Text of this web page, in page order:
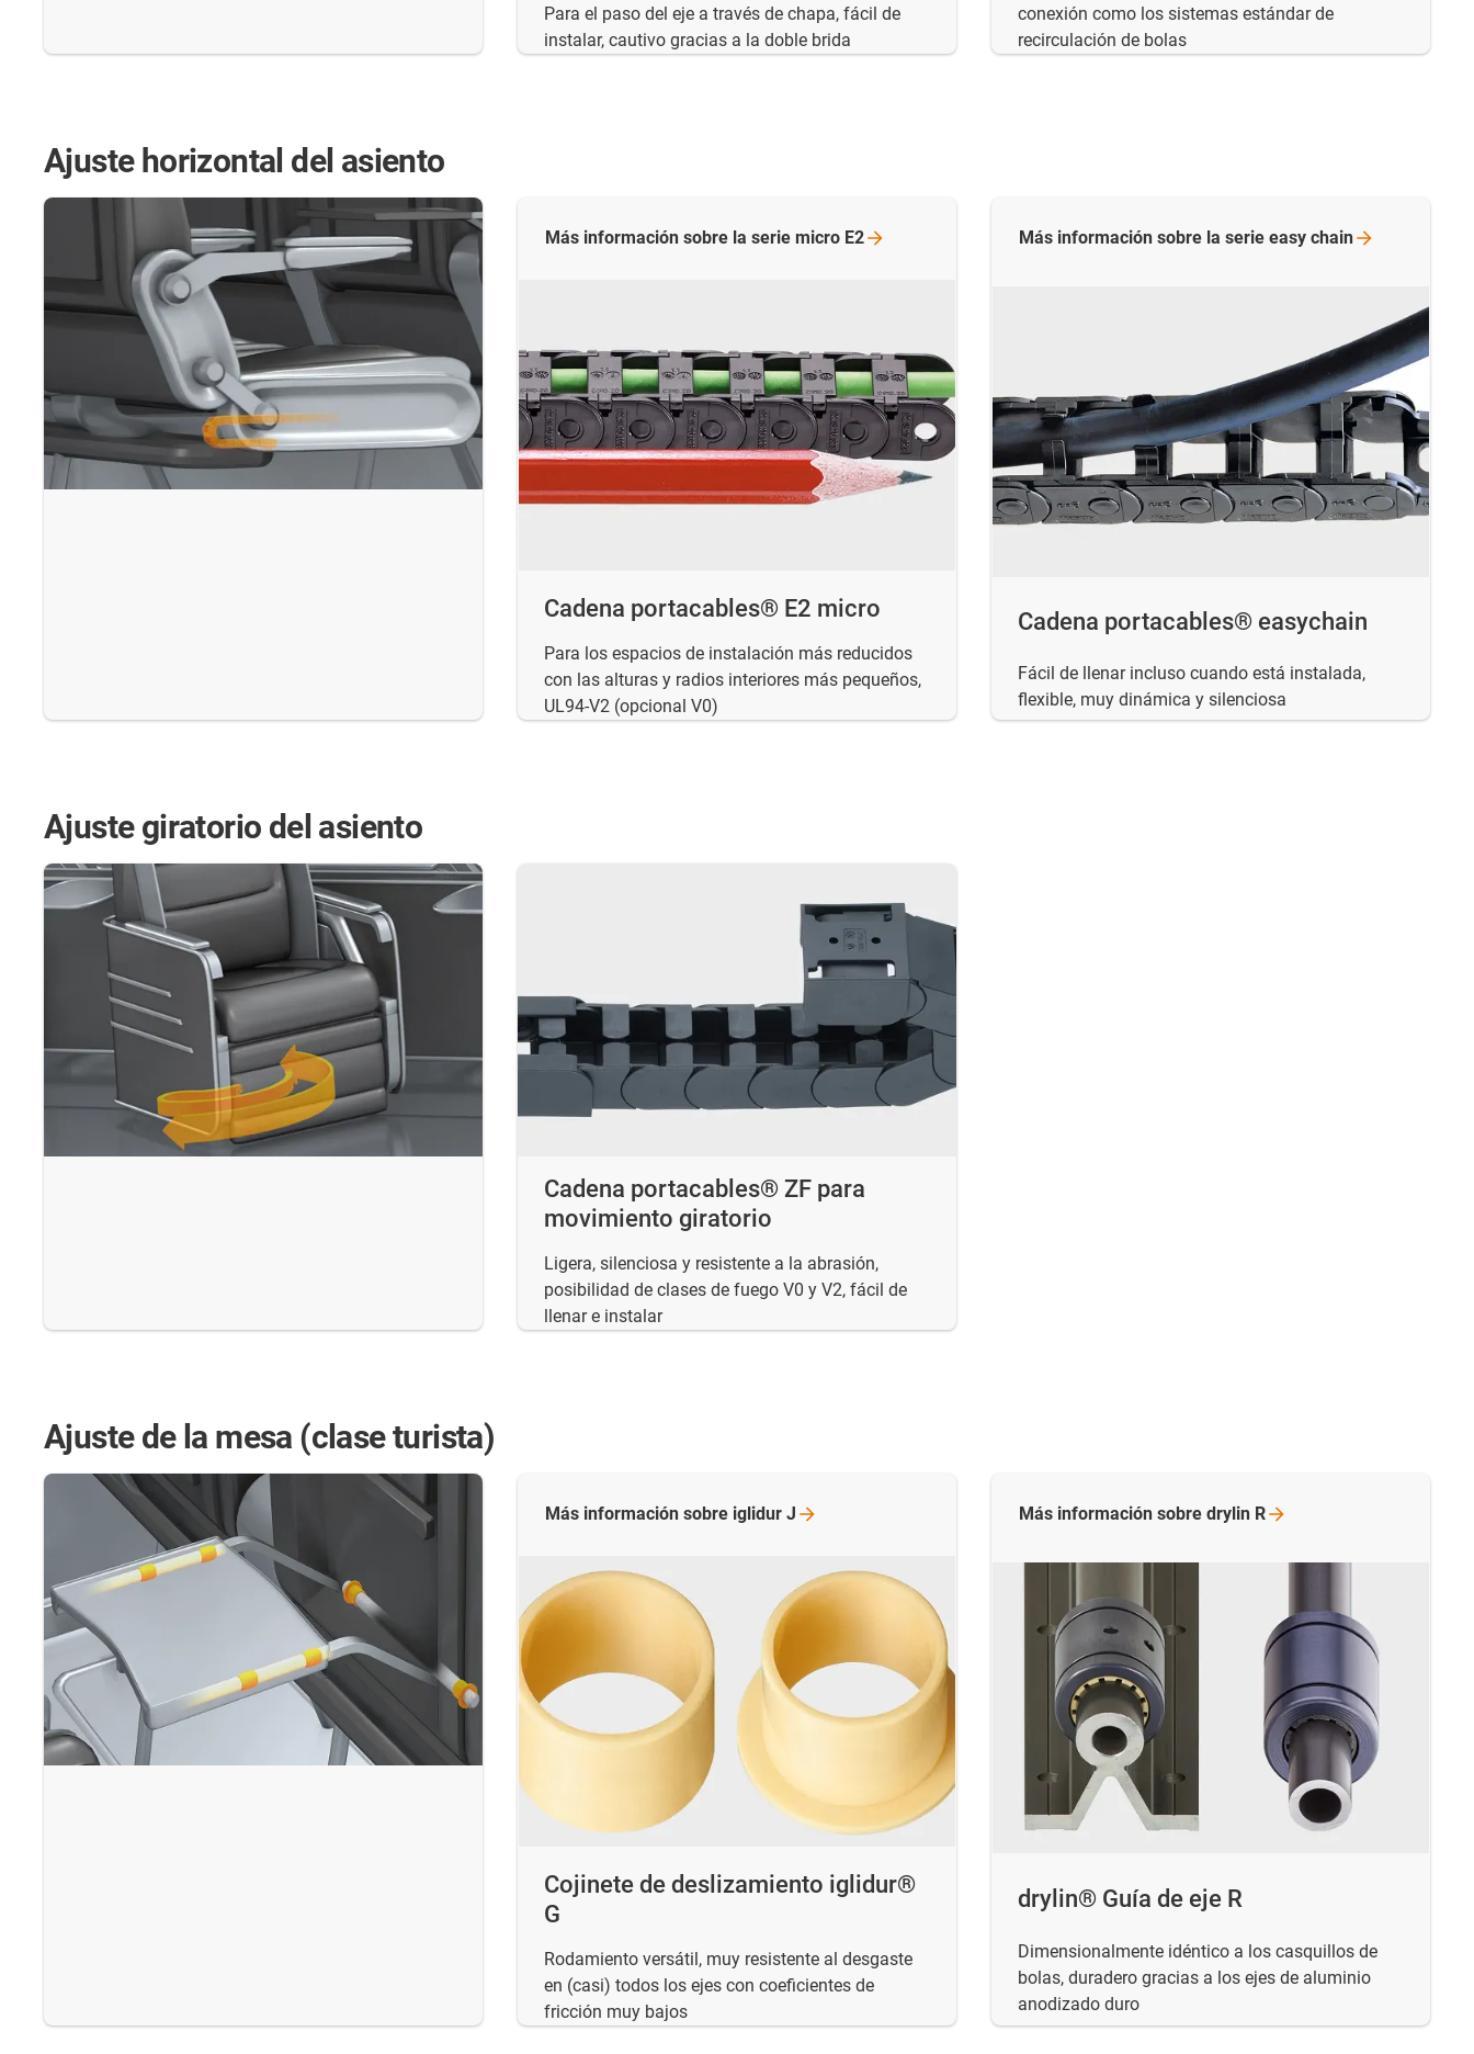
Para el paso del eje a través de chapa, fácil de
instalar, cautivo gracias a la doble brida
conexión como los sistemas estándar de
recirculación de bolas
Ajuste horizontal del asiento
Cadena portacables® E2 micro
Para los espacios de instalación más reducidos
con las alturas y radios interiores más pequeños,
UL94-V2 (opcional V0)
Más información sobre la serie micro E2
Cadena portacables® easychain
Fácil de llenar incluso cuando está instalada,
flexible, muy dinámica y silenciosa
Más información sobre la serie easy chain
Ajuste giratorio del asiento
Cadena portacables® ZF para
movimiento giratorio
Ligera, silenciosa y resistente a la abrasión,
posibilidad de clases de fuego V0 y V2, fácil de
llenar e instalar
Ajuste de la mesa (clase turista)
Cojinete de deslizamiento iglidur®
G
Rodamiento versátil, muy resistente al desgaste
en (casi) todos los ejes con coeficientes de
fricción muy bajos
Más información sobre iglidur J
drylin® Guía de eje R
Dimensionalmente idéntico a los casquillos de
bolas, duradero gracias a los ejes de aluminio
anodizado duro
Más información sobre drylin R